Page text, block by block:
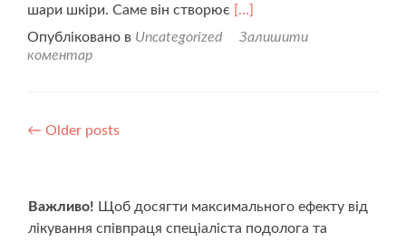
шари шкіри. Саме він створює Читати
проСтрижневий
[…]
Опубліковано в Uncategorized
Залишити
коментар
Posts
← Older posts
Важливо! Щоб досягти максимального ефекту від
лікування співпраця спеціаліста подолога та